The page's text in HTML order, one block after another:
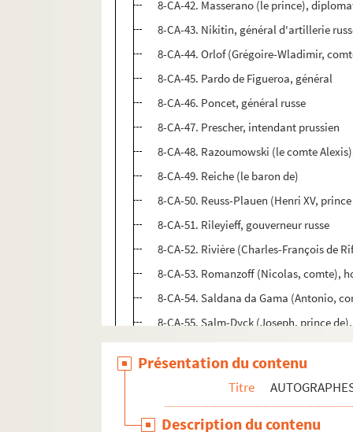
8-CA-42. Masserano (le prince),
8-CA-43. Nikitin, général d'artillerie
8-CA-44. Orlof (Grégoire-Wladimir,
8-CA-45. Pardo de Figueroa, général
8-CA-46. Poncet, général russe
8-CA-47. Prescher, intendant prussien
8-CA-48. Razoumowski (le comte
8-CA-49. Reiche (le baron de)
8-CA-50. Reuss-Plauen (Henri XV,
8-CA-51. Rileyieff, gouverneur russe
8-CA-52. Rivière (Charles-François de
8-CA-53. Romanzoff (Nicolas, comte),
8-CA-54. Saldana da Gama (Antonio,
8-CA-55. Salm-Dyck (Joseph, prince
8-CA-56. Santa Clara, Espagnol
8-CA-57. Scheiter (le baron de)
8-CA-58. Six d'Olerleck, ambassadeur
8-CA-59. Sidney-Smith, William
Présentation du contenu
Titre
Description du contenu